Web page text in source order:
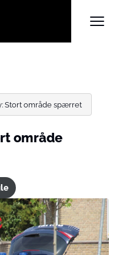
Stort område spærret
område